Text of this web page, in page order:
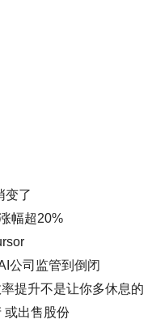
变了
幅超20%
公司监管到倒闭
提升不是让你多休息的
或出售股份